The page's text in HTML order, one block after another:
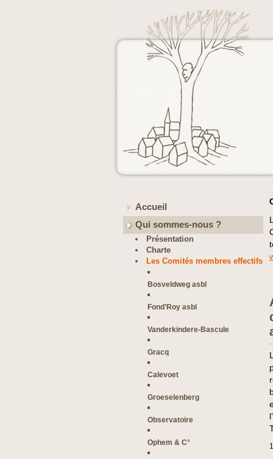
Accueil
Qui sommes-nous ?
Présentation
Charte
Les Comités membres effectifs
Bosveldweg asbl
Fond’Roy asbl
Vanderkindere-Bascule
Gracq
Calevoet
Groeselenberg
Observatoire
Ophem & C°